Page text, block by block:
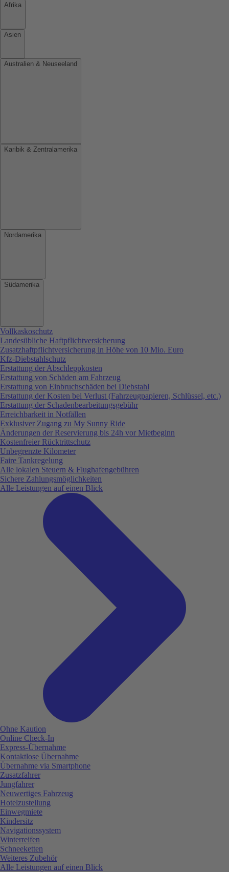
Afrika
Asien
Australien & Neuseeland
Karibik & Zentralamerika
Nordamerika
Südamerika
Vollkaskoschutz
Landesübliche Haftpflichtversicherung
Zusatzhaftpflichtversicherung in Höhe von 10 Mio. Euro
Kfz-Diebstahlschutz
Erstattung der Abschleppkosten
Erstattung von Schäden am Fahrzeug
Erstattung von Einbruchschäden bei Diebstahl
Erstattung der Kosten bei Verlust (Fahrzeugpapieren, Schlüssel, etc.)
Erstattung der Schadenbearbeitungsgebühr
Erreichbarkeit in Notfällen
Exklusiver Zugang zu My Sunny Ride
Änderungen der Reservierung bis 24h vor Mietbeginn
Kostenfreier Rücktrittschutz
Unbegrenzte Kilometer
Faire Tankregelung
Alle lokalen Steuern & Flughafengebühren
Sichere Zahlungsmöglichkeiten
Alle Leistungen auf einen Blick
Ohne Kaution
Online Check-In
Express-Übernahme
Kontaktlose Übernahme
Übernahme via Smartphone
Zusatzfahrer
Jungfahrer
Neuwertiges Fahrzeug
Hotelzustellung
Einwegmiete
Kindersitz
Navigationssystem
Winterreifen
Schneeketten
Weiteres Zubehör
Alle Leistungen auf einen Blick